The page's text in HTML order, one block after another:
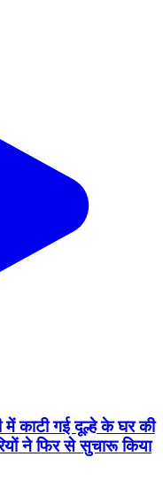
में काटी गई दूल्हे के घर की
ने फिर से सुचारू किया